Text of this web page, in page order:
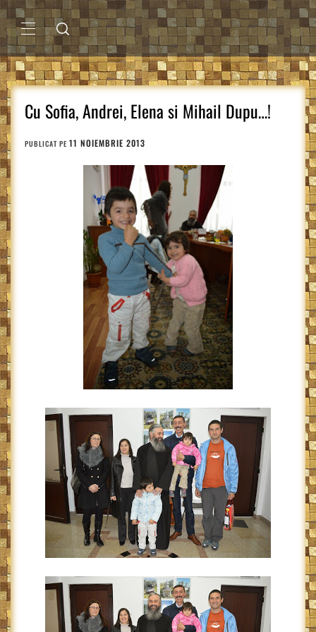
Sari
la
conținutMENIU
PRINCIPAL
Cu Sofia, Andrei, Elena si Mihail Dupu…!
PUBLICAT PE 11 NOIEMBRIE 2013